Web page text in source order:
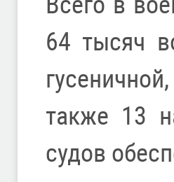
64 тысяч
также 13
судов